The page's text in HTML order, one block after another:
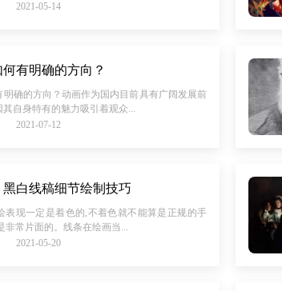
2021-05-14
有明确的方向？
明确的方向？动画作为国内目前具有广阔发展前
自身特有的魅力吸引着观众...
2021-07-12
黑白线稿细节绘制技巧
表现一定是着色的,不着色就不能算是正规的手
非常片面的。线条在绘画当...
2021-05-20